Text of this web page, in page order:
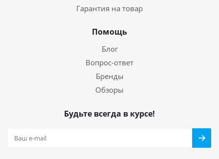
Гарантия на товар
Помощь
Блог
Вопрос-ответ
Бренды
Обзоры
Будьте всегда в курсе!